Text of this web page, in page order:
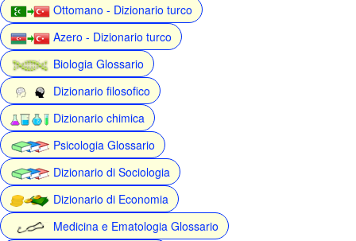
Ottomano - Dizionario turco
Azero - Dizionario turco
Biologia Glossario
Dizionario filosofico
Dizionario chimica
Psicologia Glossario
Dizionario di Sociologia
Dizionario di Economia
Medicina e Ematologia Glossario